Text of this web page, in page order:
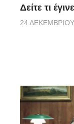
Δείτε τι
24